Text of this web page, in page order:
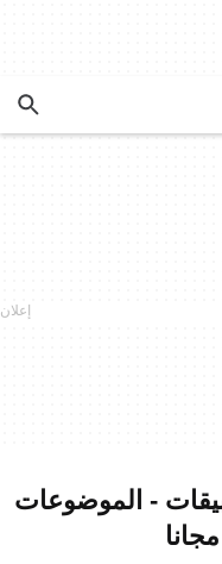
- الموضوعات